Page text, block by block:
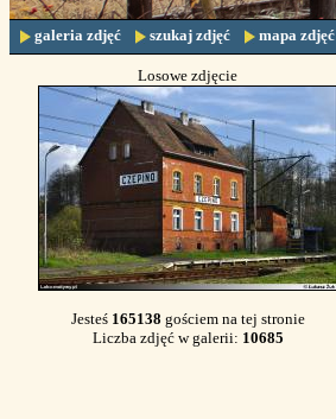
galeria zdjęć szukaj zdjęć mapa zdjęć
Losowe zdjęcie
Jesteś 165138 gościem na tej stronie
Liczba zdjęć w galerii: 10685